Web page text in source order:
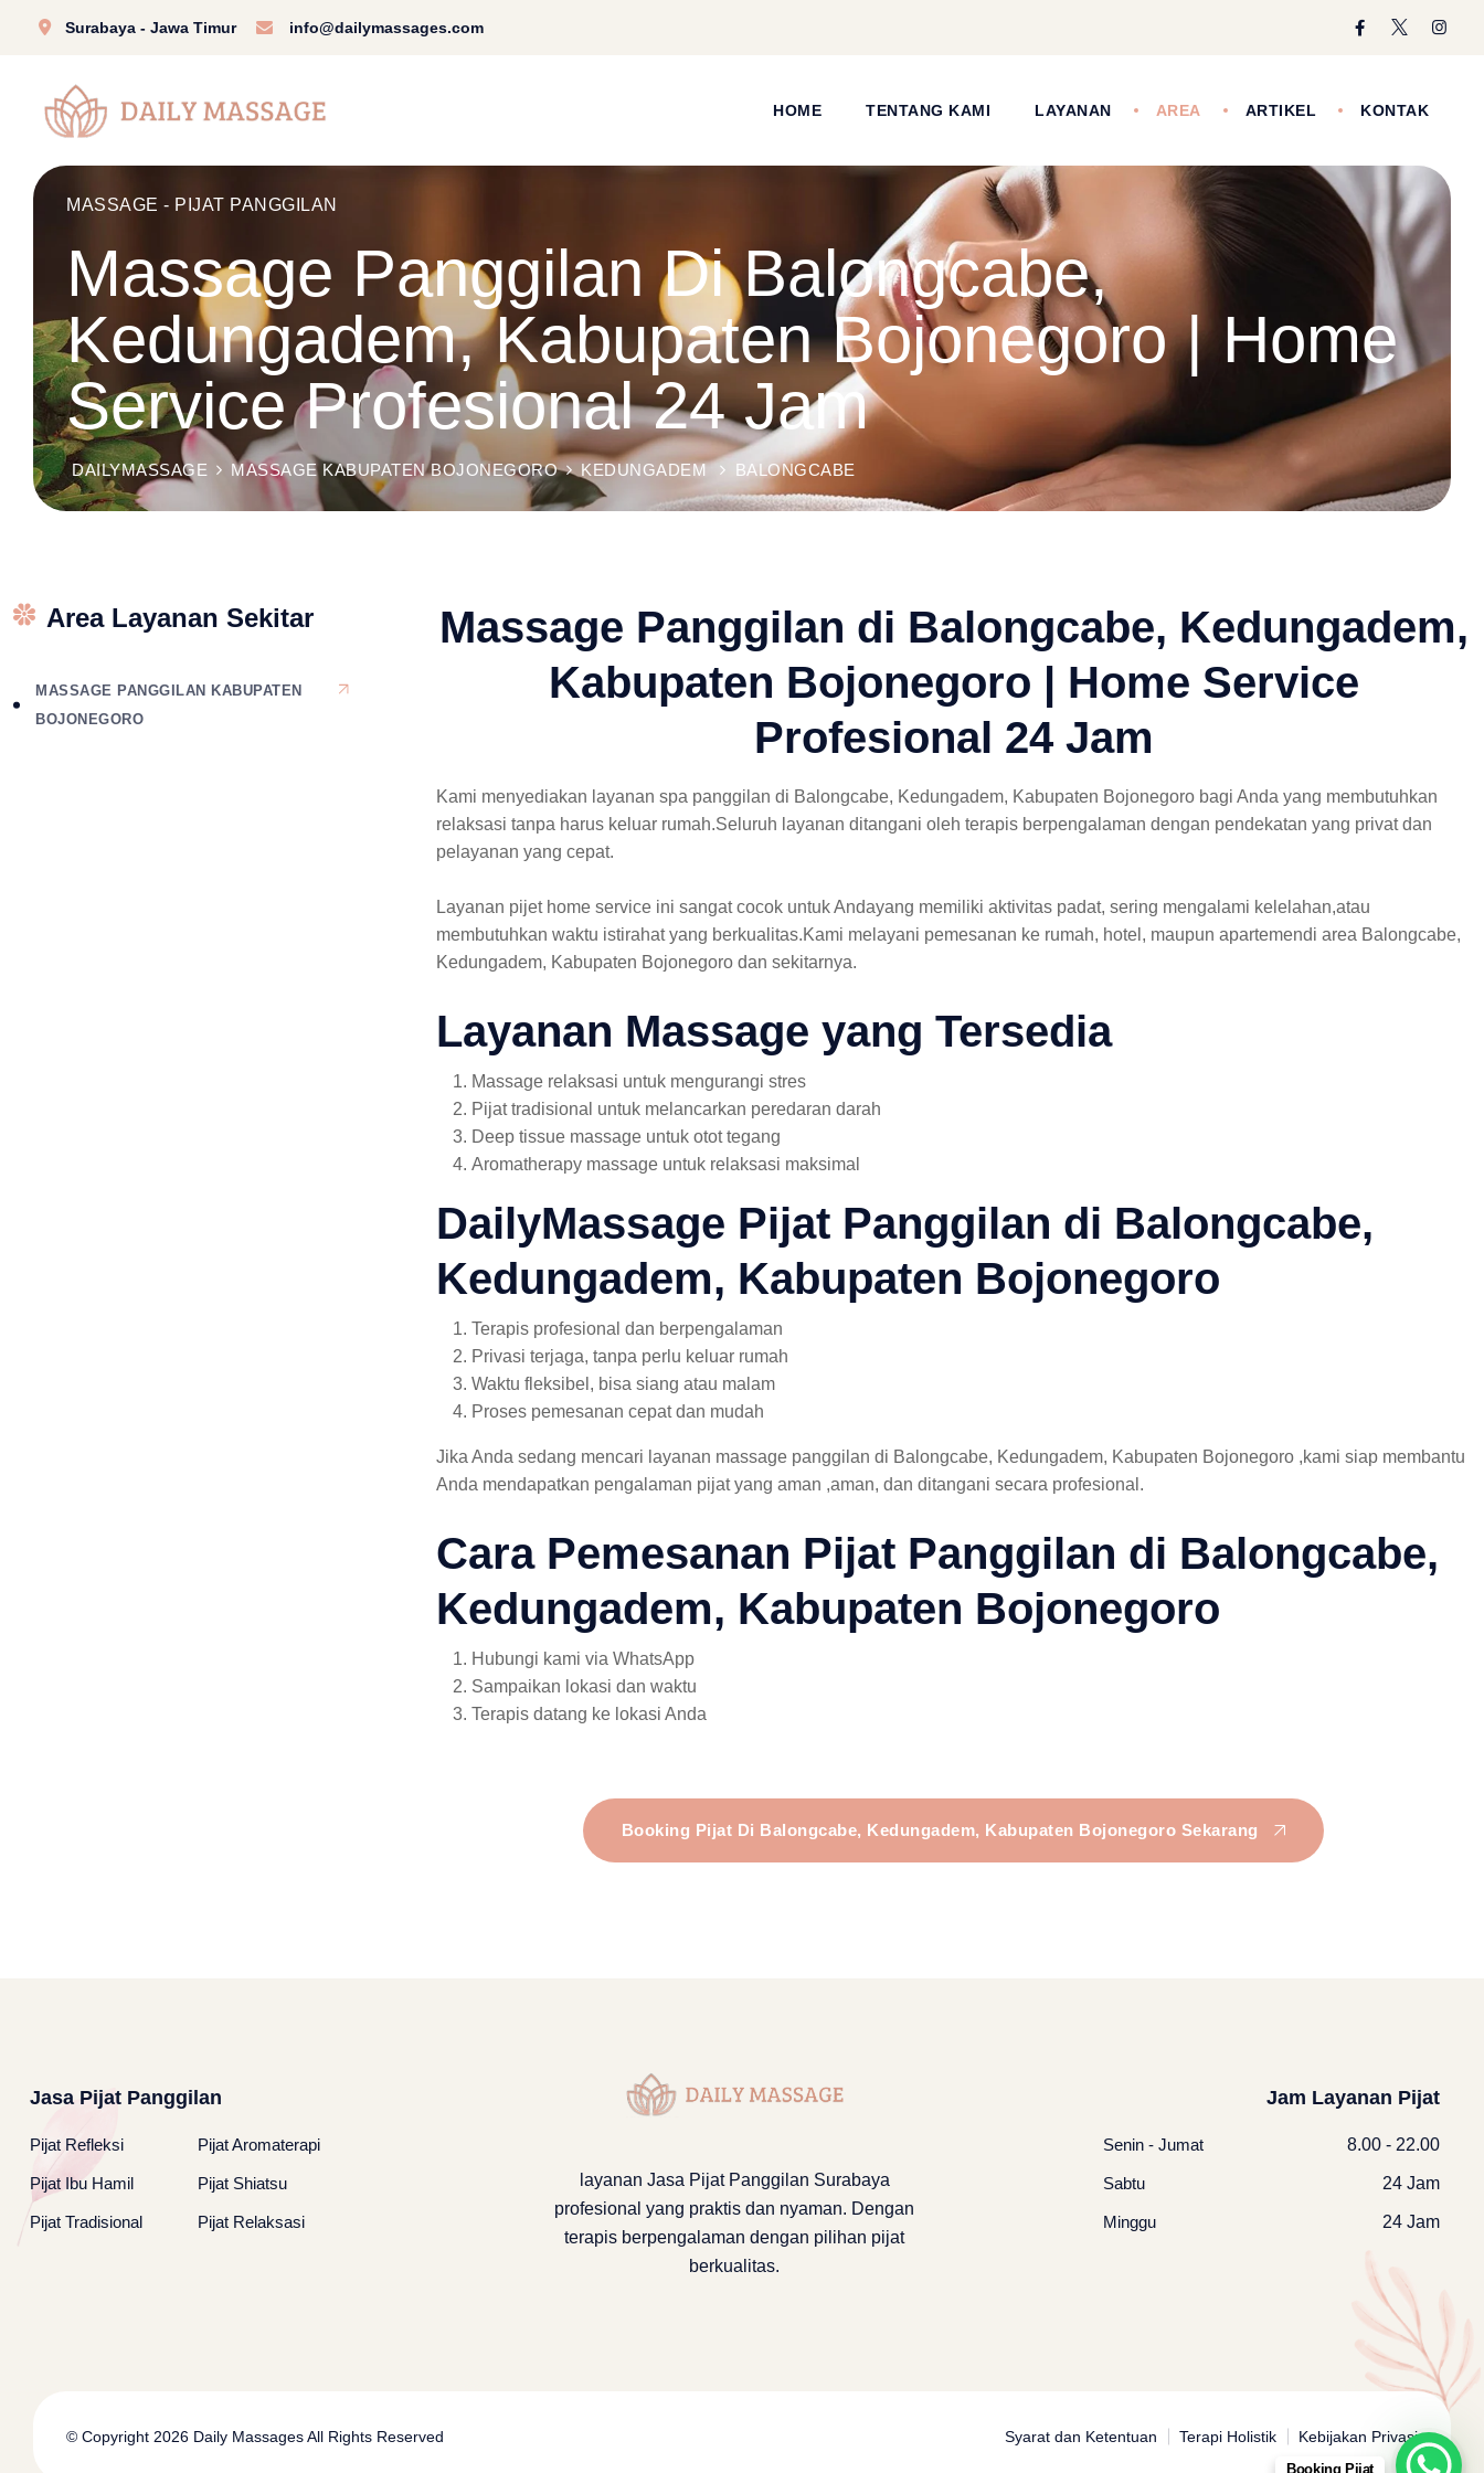
Surabaya - Jawa Timur info@dailymassages.com
HOME TENTANG KAMI LAYANAN AREA ARTIKEL KONTAK
MASSAGE - PIJAT PANGGILAN
Massage Panggilan Di Balongcabe,
Kedungadem, Kabupaten Bojonegoro | Home
Service Profesional 24 Jam
DAILYMASSAGE MASSAGE KABUPATEN BOJONEGORO KEDUNGADEM BALONGCABE
Massage Panggilan di Balongcabe, Kedungadem,
Kabupaten Bojonegoro | Home Service
Profesional 24 Jam
Kami menyediakan layanan spa panggilan di Balongcabe, Kedungadem, Kabupaten Bojonegoro bagi Anda yang membutuhkan
relaksasi tanpa harus keluar rumah.Seluruh layanan ditangani oleh terapis berpengalaman dengan pendekatan yang privat dan
pelayanan yang cepat.
Layanan pijet home service ini sangat cocok untuk Andayang memiliki aktivitas padat, sering mengalami kelelahan,atau
membutuhkan waktu istirahat yang berkualitas.Kami melayani pemesanan ke rumah, hotel, maupun apartemendi area Balongcabe,
Kedungadem, Kabupaten Bojonegoro dan sekitarnya.
Layanan Massage yang Tersedia
Massage relaksasi untuk mengurangi stres
Pijat tradisional untuk melancarkan peredaran darah
Deep tissue massage untuk otot tegang
Aromatherapy massage untuk relaksasi maksimal
DailyMassage Pijat Panggilan di Balongcabe,
Kedungadem, Kabupaten Bojonegoro
Terapis profesional dan berpengalaman
Privasi terjaga, tanpa perlu keluar rumah
Waktu fleksibel, bisa siang atau malam
Proses pemesanan cepat dan mudah
Jika Anda sedang mencari layanan massage panggilan di Balongcabe, Kedungadem, Kabupaten Bojonegoro ,kami siap membantu
Anda mendapatkan pengalaman pijat yang aman ,aman, dan ditangani secara profesional.
Cara Pemesanan Pijat Panggilan di Balongcabe,
Kedungadem, Kabupaten Bojonegoro
Hubungi kami via WhatsApp
Sampaikan lokasi dan waktu
Terapis datang ke lokasi Anda
Booking Pijat Di Balongcabe, Kedungadem, Kabupaten Bojonegoro Sekarang
Area Layanan Sekitar
MASSAGE PANGGILAN KABUPATEN
BOJONEGORO
Jasa Pijat Panggilan
Pijat Refleksi Pijat Aromaterapi
Pijat Ibu Hamil Pijat Shiatsu
Pijat Tradisional Pijat Relaksasi
layanan Jasa Pijat Panggilan Surabaya
profesional yang praktis dan nyaman. Dengan
terapis berpengalaman dengan pilihan pijat
berkualitas.
Jam Layanan Pijat
Senin - Jumat 8.00 - 22.00
Sabtu 24 Jam
Minggu 24 Jam
© Copyright 2026 Daily MassagesAll Rights Reserved Syarat dan Ketentuan Terapi Holistik Kebijakan Privasi
Booking Pijat